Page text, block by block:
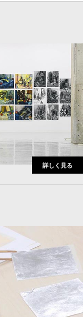
詳しく見る